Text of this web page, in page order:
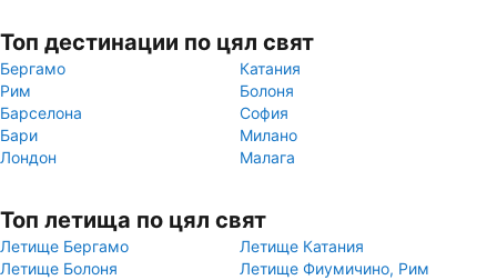
Топ дестинации по цял свят
Бергамо
Катания
Рим
Болоня
Барселона
София
Бари
Милано
Лондон
Малага
Топ летища по цял свят
Летище Бергамо
Летище Катания
Летище Болоня
Летище Фиумичино, Рим